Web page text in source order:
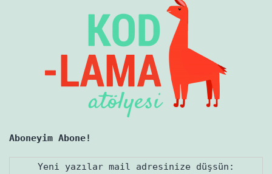
Aboneyim Abone!
Yeni yazılar mail adresinize düşsün: